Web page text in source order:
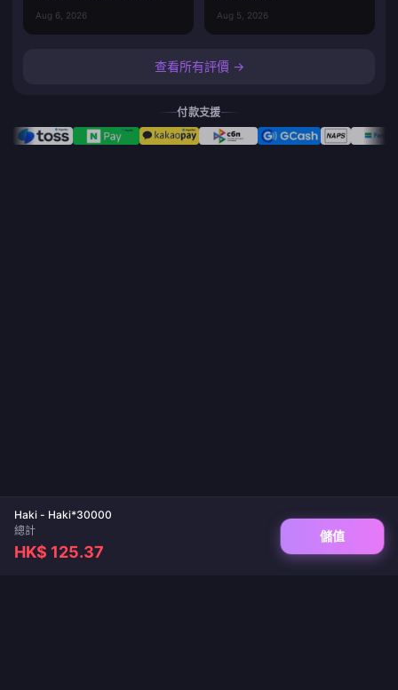
Haki - Haki*30000
總計
HK$ 125.37
儲值
Aug 6, 2026 Aug 5, 2026
查看所有評價 →
付款支援